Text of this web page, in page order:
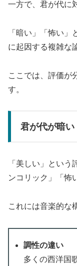
一方で、君が代に
「暗い」「怖い
に起因する複雑な
ここでは、評価が
す。
君が代が暗
「美しい」とい
ンコリック」「怖
これには音楽的な
調性の違い
多くの西洋国